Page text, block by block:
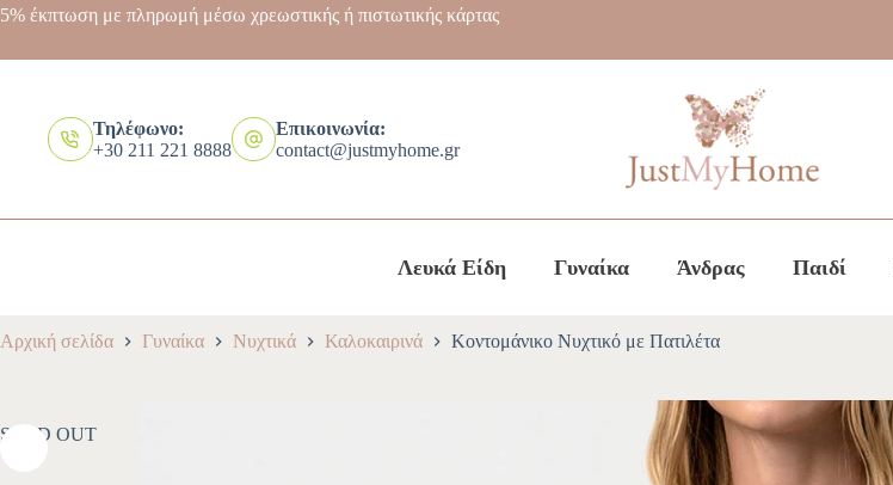
5% έκπτωση με πληρωμή μέσω χρεωστικής ή πιστωτικής κάρτας
Τηλέφωνο:
+30 211 221 8888
Επικοινωνία:
contact@justmyhome.gr
Λευκά Είδη Γυναίκα Άνδρας Παιδί
Αρχική σελίδα Γυναίκα Νυχτικά Καλοκαιρινά Κοντομάνικο Νυχτικό με Πατιλέτα
SOLD OUT